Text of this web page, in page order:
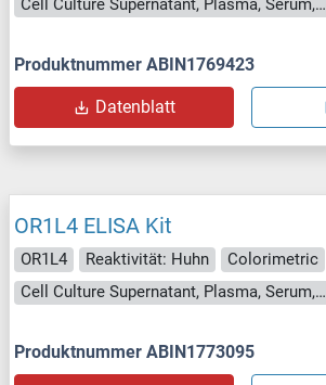
Cell Culture Supernatant, Plasma, Serum, Tissue Homogenate
Produktnummer ABIN1769423
Datenblatt
OR1L4 ELISA Kit
OR1L4 Reaktivität: Huhn
Colorimetric
Cell Culture Supernatant, Plasma, Serum, Tissue Homogenate
Produktnummer ABIN1773095